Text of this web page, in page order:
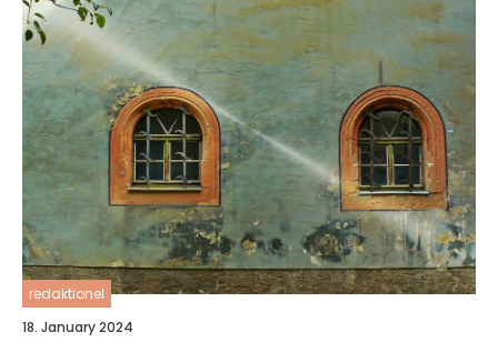
redaktionel
18. January 2024